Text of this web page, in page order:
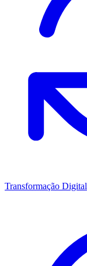
Transformação Digital